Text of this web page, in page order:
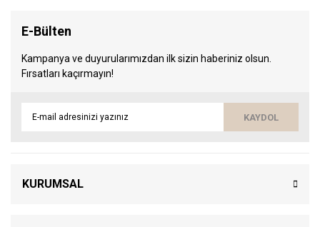
E-Bülten
Kampanya ve duyurularımızdan ilk sizin haberiniz olsun.
Fırsatları kaçırmayın!
KAYDOL
KURUMSAL